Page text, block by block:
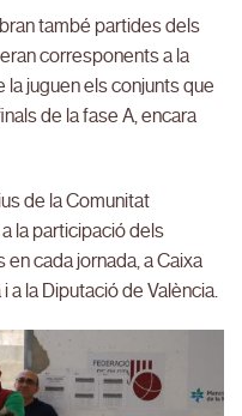
també partides dels
corresponents a la
juguen els conjunts que
de la fase A, encara
de la Comunitat
la participació dels
cada jornada, a Caixa
a la Diputació de València.